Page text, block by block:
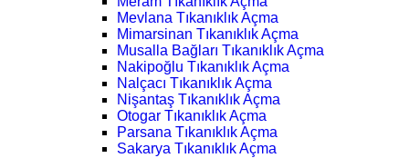
Mevlana Tıkanıklık Açma
Mimarsinan Tıkanıklık Açma
Musalla Bağları Tıkanıklık Açma
Nakipoğlu Tıkanıklık Açma
Nalçacı Tıkanıklık Açma
Nişantaş Tıkanıklık Açma
Otogar Tıkanıklık Açma
Parsana Tıkanıklık Açma
Sakarya Tıkanıklık Açma